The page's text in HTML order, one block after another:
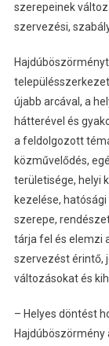
szerepeinek
szervezési,
újabb arcával, a
hátterével és
a feldolgozott
közművelődés,
területisége, helyi
kezelése,
szerepe,
tárja fel és elemzi
szervezést érintő,
változásokat és
– Helyes döntést
Hajdúböszörmény